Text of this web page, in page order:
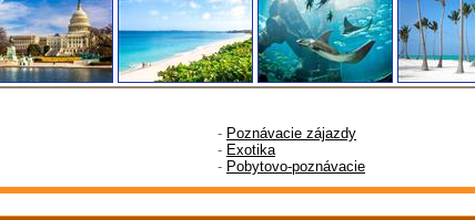
- Poznávacie zájazdy
- Exotika
- Pobytovo-poznávacie